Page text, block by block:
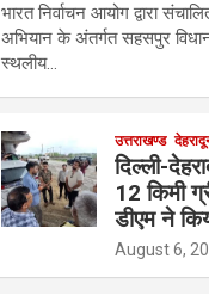
भारत निर्वाचन आयोग द्वारा
अभियान के अंतर्गत सहसपुर
स्थलीय…
उत्तराखण्ड
दिल्ली-
12 किमी
डीएम ने
August 6,